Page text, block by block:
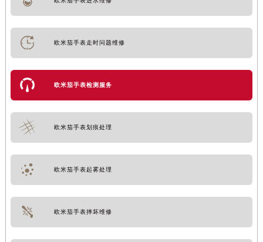
欧米茄手表走时问题维修
欧米茄手表检测服务
欧米茄手表划痕处理
欧米茄手表起雾处理
欧米茄手表摔坏维修